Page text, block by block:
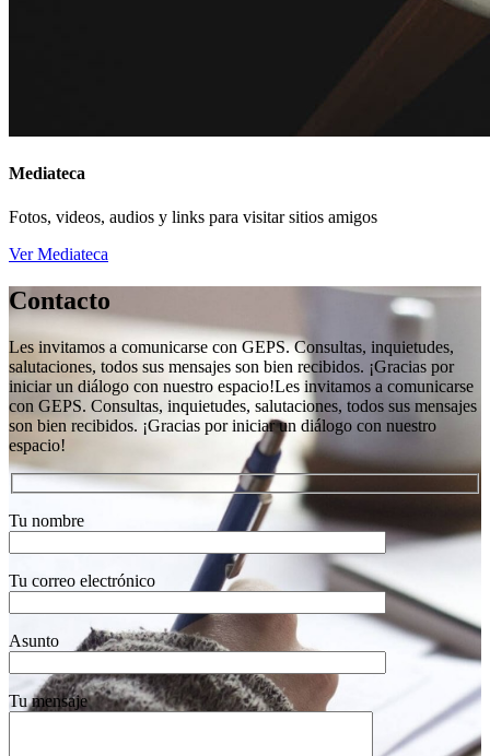
Mediateca
Fotos, videos, audios y links para visitar sitios amigos
Ver Mediateca
Contacto
Les invitamos a comunicarse con GEPS. Consultas, inquietudes,
salutaciones, todos sus mensajes son bien recibidos. ¡Gracias por
iniciar un diálogo con nuestro espacio!Les invitamos a comunicarse
con GEPS. Consultas, inquietudes, salutaciones, todos sus mensajes
son bien recibidos. ¡Gracias por iniciar un diálogo con nuestro
espacio!
Tu nombre
Tu correo electrónico
Asunto
Tu mensaje